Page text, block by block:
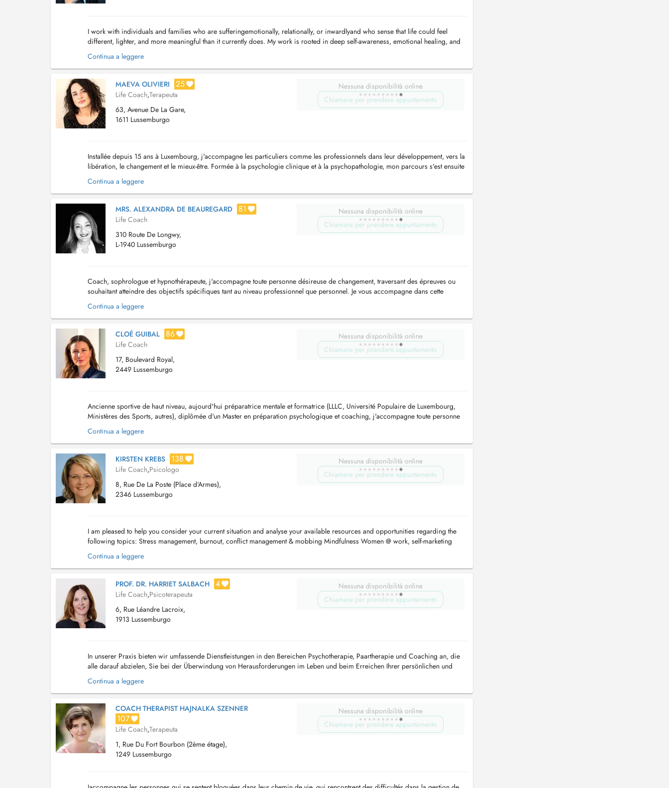
I work with individuals and families who are sufferingemotionally, relationally, or inwardlyand who sense that life could feel
different, lighter, and more meaningful than it currently does. My work is rooted in deep self-awareness, emotional healing, and
self-integration. I support people in und...
Continua a leggere
MAEVA OLIVIERI 25
Life Coach,Terapeuta
63, Avenue De La Gare,
1611 Lussemburgo
Nessuna disponibilità online
Chiamare per prendere appuntamento
Installée depuis 15 ans à Luxembourg, j'accompagne les particuliers comme les professionnels dans leur développement, vers la
libération, le changement et le mieux-être. Formée à la psychologie clinique et à la psychopathologie, mon parcours s'est ensuite
ouvert aux RH appliquées à la psychologi...
Continua a leggere
MRS. ALEXANDRA DE BEAUREGARD 81
Life Coach
310 Route De Longwy,
L-1940 Lussemburgo
Nessuna disponibilità online
Chiamare per prendere appuntamento
Coach, sophrologue et hypnothérapeute, j'accompagne toute personne désireuse de changement, traversant des épreuves ou
souhaitant atteindre des objectifs spécifiques tant au niveau professionnel que personnel. Je vous accompagne dans cette
démarche avec plaisir, dans un cadre bienveillant et dynam...
Continua a leggere
CLOÉ GUIBAL 86
Life Coach
17, Boulevard Royal,
2449 Lussemburgo
Nessuna disponibilità online
Chiamare per prendere appuntamento
Ancienne sportive de haut niveau, aujourd'hui préparatrice mentale et formatrice (LLLC, Université Populaire de Luxembourg,
Ministères des Sports, autres), diplômée d'un Master en préparation psychologique et coaching, j'accompagne toute personne
souhaitant se sentir bien au quotidien tout en atteig...
Continua a leggere
KIRSTEN KREBS 138
Life Coach,Psicologo
8, Rue De La Poste (Place d'Armes),
2346 Lussemburgo
Nessuna disponibilità online
Chiamare per prendere appuntamento
I am pleased to help you consider your current situation and analyse your available resources and opportunities regarding the
following topics: Stress management, burnout, conflict management & mobbing Mindfulness Women @ work, self-marketing
Career orientation & coaching, interview training...
Continua a leggere
PROF. DR. HARRIET SALBACH 4
Life Coach,Psicoterapeuta
6, Rue Léandre Lacroix,
1913 Lussemburgo
Nessuna disponibilità online
Chiamare per prendere appuntamento
In unserer Praxis bieten wir umfassende Dienstleistungen in den Bereichen Psychotherapie, Paartherapie und Coaching an, die
alle darauf abzielen, Sie bei der Überwindung von Herausforderungen im Leben und beim Erreichen Ihrer persönlichen und
zwischenmenschlichen Ziele zu unterstützen. Um Anspruc...
Continua a leggere
COACH THERAPIST HAJNALKA SZENNER
107
Life Coach,Terapeuta
1, Rue Du Fort Bourbon (2ème étage),
1249 Lussemburgo
Nessuna disponibilità online
Chiamare per prendere appuntamento